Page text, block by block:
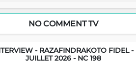
NO COMMENT TV
- RAZAFINDRAKOTO FIDEL -
JUILLET 2026 - NC 198